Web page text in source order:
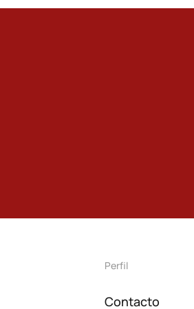
Perfil
Contacto